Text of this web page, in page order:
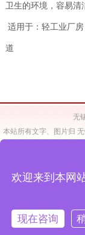
卫生的环境，容易
适用于：轻工业厂
道
无
本站所有文字、图片归
如有违规，本公司
欢迎来到本网
现在咨询